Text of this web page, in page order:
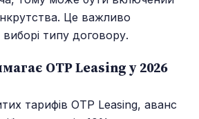
Це важливо
типу договору.
OTP Leasing у 2026
тарифів OTP Leasing, аванс